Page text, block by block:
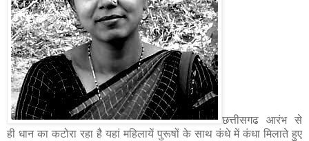
छत्तीसगढ आरंभ से
ही धान का कटोरा रहा है यहां महिलायें पुरूषों के साथ कंधे में कंधा मिलाते हुए